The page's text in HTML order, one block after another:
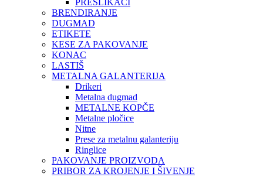
BRENDIRANJE
DUGMAD
ETIKETE
KESE ZA PAKOVANJE
KONAC
LASTIŠ
METALNA GALANTERIJA
Drikeri
Metalna dugmad
METALNE KOPČE
Metalne pločice
Nitne
Prese za metalnu galanteriju
Ringlice
PAKOVANJE PROIZVODA
PRIBOR ZA KROJENJE I ŠIVENJE